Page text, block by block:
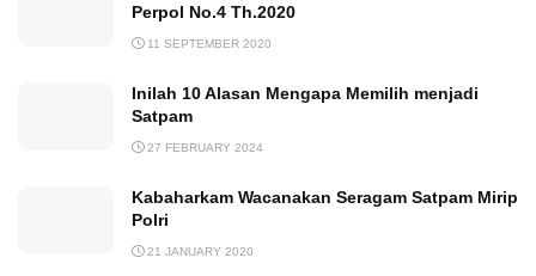
Perpol No.4 Th.2020
11 SEPTEMBER 2020
Inilah 10 Alasan Mengapa Memilih menjadi
Satpam
27 FEBRUARY 2024
Kabaharkam Wacanakan Seragam Satpam Mirip
Polri
21 JANUARY 2020